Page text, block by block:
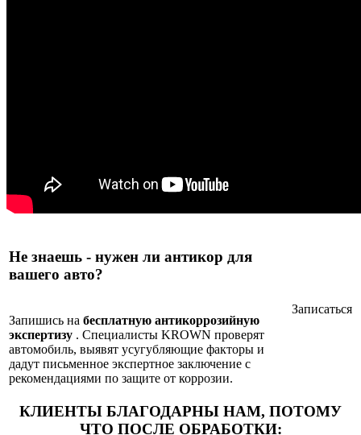
Не знаешь - нужен ли антикор для
вашего авто?
Запишись на бесплатную антикоррозийную
экспертизу . Специалисты KROWN проверят
автомобиль, выявят усугубляющие факторы и
дадут письменное экспертное заключение с
рекомендациями по защите от коррозии.
Записаться
КЛИЕНТЫ БЛАГОДАРНЫ НАМ, ПОТОМУ
ЧТО ПОСЛЕ ОБРАБОТКИ: